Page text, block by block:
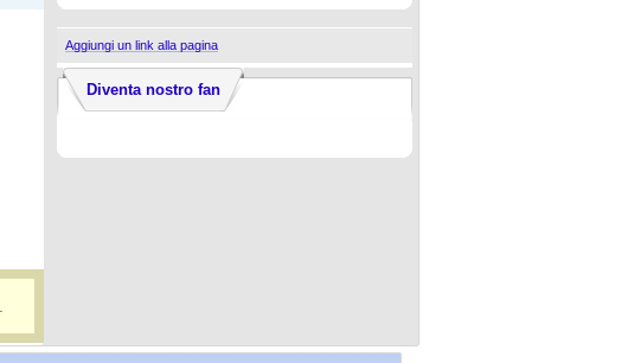
Aggiungi un link alla pagina
Diventa nostro fan